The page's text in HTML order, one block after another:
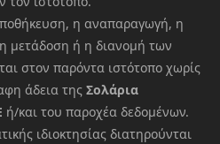
η αναπαραγωγή, η
μετάδοση ή η διανομή των
στον παρόντα ιστότοπο χωρίς
άδεια της Σολάρια
ή/και του παροχέα δεδομένων.
ιδιοκτησίας διατηρούνται